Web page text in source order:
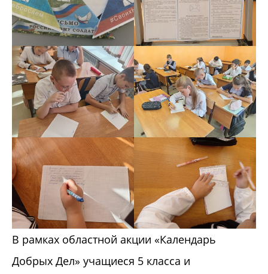
В рамках областной акции «Календарь
Добрых Дел» учащиеся 5 класса и